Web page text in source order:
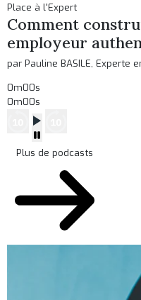
Place à l'Expert
Comment
employeur
par Pauline BASILE, Experte
0m00s
0m00s
Plus de podcasts